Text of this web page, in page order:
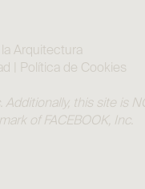
Arquitectura
Política de Cookies
this site is
of FACEBOOK, Inc.